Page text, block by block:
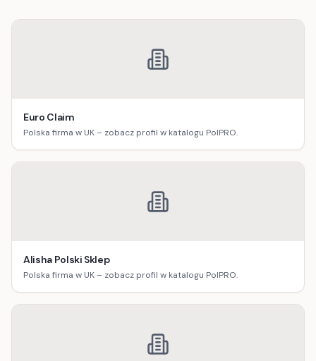
Euro Claim
Polska firma w UK – zobacz profil w katalogu PolPRO.
Alisha Polski Sklep
Polska firma w UK – zobacz profil w katalogu PolPRO.